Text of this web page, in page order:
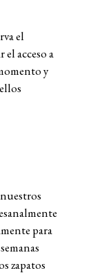
el
acceso a
y
para
zapatos